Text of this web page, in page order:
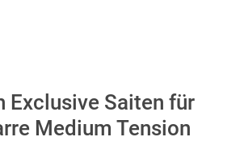
Exclusive Saiten für
Medium Tension